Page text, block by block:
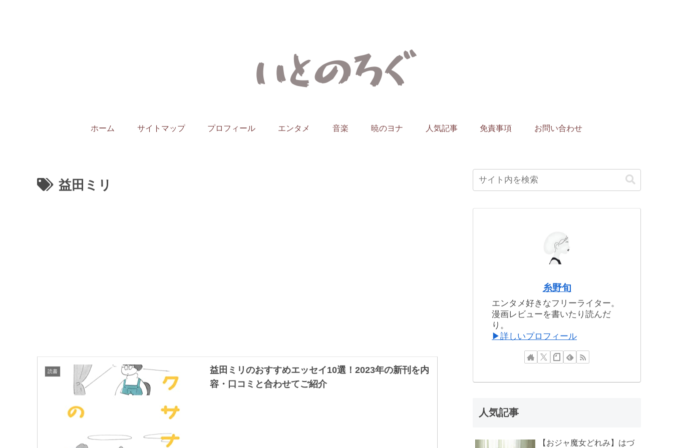
ホーム サイトマップ プロフィール エンタメ 音楽 暁のヨナ 人気記事 免責事項 お問い合わせ
益田ミリ
読書
益田ミリのおすすめエッセイ10選！2023年の新刊を内
容・口コミと合わせてご紹介
糸野旬
エンタメ好きなフリーライター。
漫画レビューを書いたり読んだ
り。
▶詳しいプロフィール
人気記事
【おジャ魔女どれみ】はづ